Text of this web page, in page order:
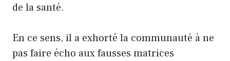
de la santé.
En ce sens, il a exhorté la communauté à ne
pas faire écho aux fausses matrices